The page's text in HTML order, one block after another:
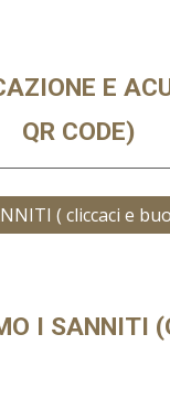
E
QR CODE)
( cliccaci e
I SANNITI